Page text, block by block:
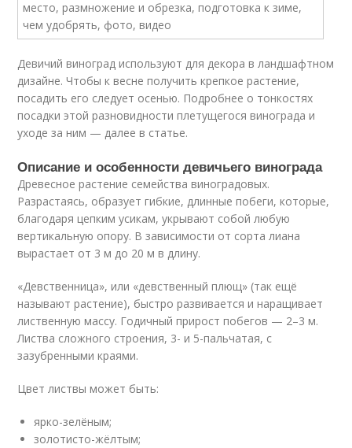
Девичий виноград используют для декора в ландшафтном
дизайне. Чтобы к весне получить крепкое растение,
посадить его следует осенью. Подробнее о тонкостях
посадки этой разновидности плетущегося винограда и
уходе за ним — далее в статье.
Описание и особенности девичьего винограда
Древесное растение семейства виноградовых.
Разрастаясь, образует гибкие, длинные побеги, которые,
благодаря цепким усикам, укрывают собой любую
вертикальную опору. В зависимости от сорта лиана
вырастает от 3 м до 20 м в длину.
«Девственница», или «девственный плющ» (так ещё
называют растение), быстро развивается и наращивает
лиственную массу. Годичный прирост побегов — 2–3 м.
Листва сложного строения, 3- и 5-пальчатая, с
зазубренными краями.
Цвет листвы может быть:
ярко-зелёным;
золотисто-жёлтым;